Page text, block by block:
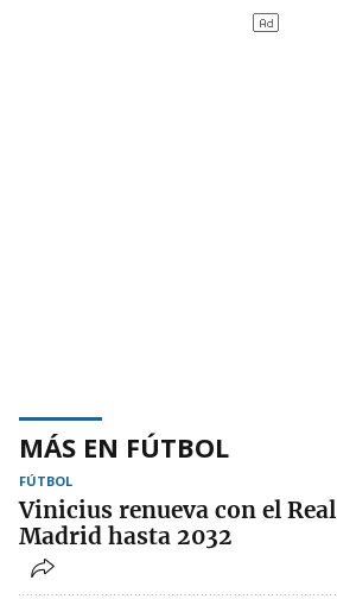
MÁS EN FÚTBOL
FÚTBOL
Vinicius renueva con el Real
Madrid hasta 2032